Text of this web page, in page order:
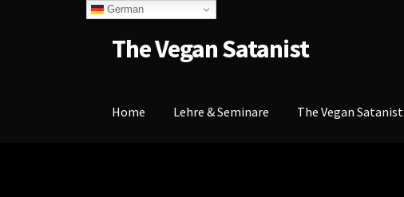
The Vegan Satanist
Home Lehre & Seminare The Vegan Satanist
German